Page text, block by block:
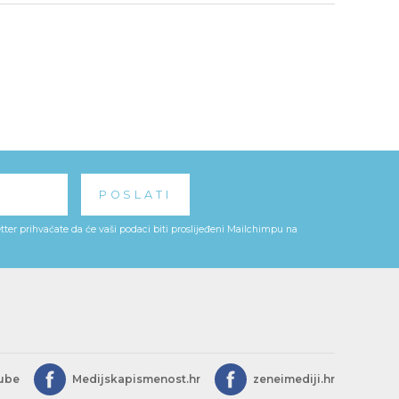
prihvaćate da će vaši podaci biti proslijeđeni Mailchimpu na
Medijskapismenost.hr zeneimediji.hr